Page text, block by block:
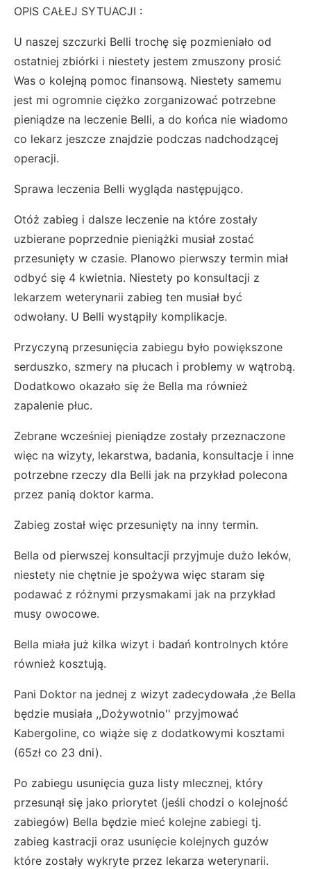
OPIS CAŁEJ SYTUACJI :
U naszej szczurki Belli trochę się pozmieniało od
ostatniej zbiórki i niestety jestem zmuszony prosić
Was o kolejną pomoc finansową. Niestety samemu
jest mi ogromnie ciężko zorganizować potrzebne
pieniądze na leczenie Belli, a do końca nie wiadomo
co lekarz jeszcze znajdzie podczas nadchodzącej
operacji.
Sprawa leczenia Belli wygląda następująco.
Otóż zabieg i dalsze leczenie na które zostały
uzbierane poprzednie pieniążki musiał zostać
przesunięty w czasie. Planowo pierwszy termin miał
odbyć się 4 kwietnia. Niestety po konsultacji z
lekarzem weterynarii zabieg ten musiał być
odwołany. U Belli wystąpiły komplikacje.
Przyczyną przesunięcia zabiegu było powiększone
serduszko, szmery na płucach i problemy w wątrobą.
Dodatkowo okazało się że Bella ma również
zapalenie płuc.
Zebrane wcześniej pieniądze zostały przeznaczone
więc na wizyty, lekarstwa, badania, konsultacje i inne
potrzebne rzeczy dla Belli jak na przykład polecona
przez panią doktor karma.
Zabieg został więc przesunięty na inny termin.
Bella od pierwszej konsultacji przyjmuje dużo leków,
niestety nie chętnie je spożywa więc staram się
podawać z różnymi przysmakami jak na przykład
musy owocowe.
Bella miała już kilka wizyt i badań kontrolnych które
również kosztują.
Pani Doktor na jednej z wizyt zadecydowała ,że Bella
będzie musiała ,,Dożywotnio'' przyjmować
Kabergoline, co wiąże się z dodatkowymi kosztami
(65zł co 23 dni).
Po zabiegu usunięcia guza listy mlecznej, który
przesunął się jako priorytet (jeśli chodzi o kolejność
zabiegów) Bella będzie mieć kolejne zabiegi tj.
zabieg kastracji oraz usunięcie kolejnych guzów
które zostały wykryte przez lekarza weterynarii.